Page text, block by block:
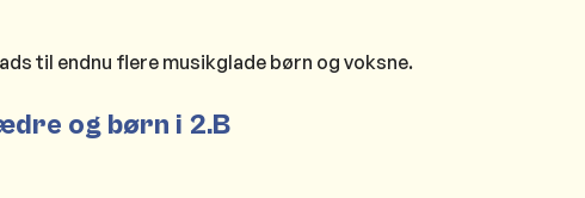
til endnu flere musikglade børn og voksne.
og børn i 2.B